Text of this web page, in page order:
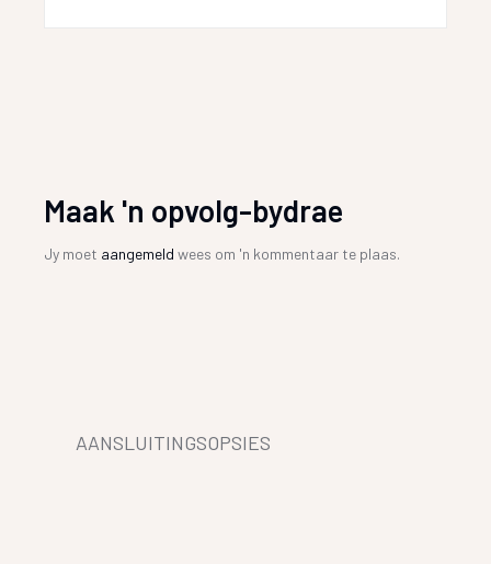
Maak 'n opvolg-bydrae
Jy moet aangemeld wees om 'n kommentaar te plaas.
AANSLUITINGSOPSIES